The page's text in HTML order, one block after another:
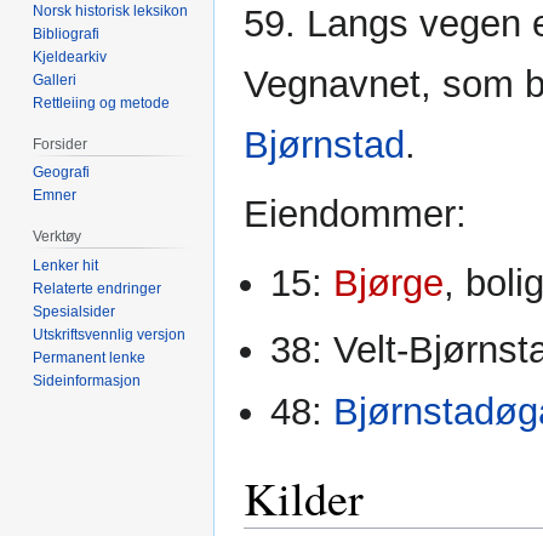
59. Langs vegen
Vegnavnet, som
Bjørnstad.
Eiendommer:
15: Bjørge,
38: Velt-
48:
Kilder
Norsk historisk leksikon
Bibliografi
Kjeldearkiv
Galleri
Rettleiing og metode
Forsider
Geografi
Emner
Verktøy
Lenker hit
Relaterte endringer
Spesialsider
Utskriftsvennlig versjon
Permanent lenke
Sideinformasjon